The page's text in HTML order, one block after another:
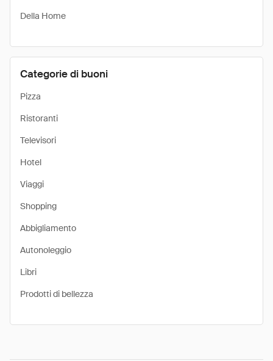
Della Home
Categorie di buoni
Pizza
Ristoranti
Televisori
Hotel
Viaggi
Shopping
Abbigliamento
Autonoleggio
Libri
Prodotti di bellezza